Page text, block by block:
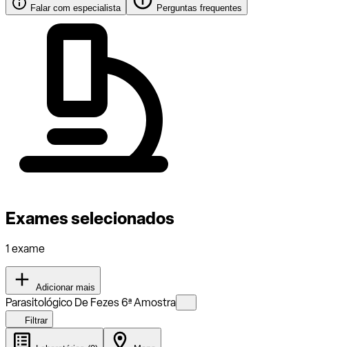
Falar com especialista Perguntas frequentes
Exames selecionados
1 exame
Adicionar mais
Parasitológico De Fezes 6ª Amostra
Filtrar